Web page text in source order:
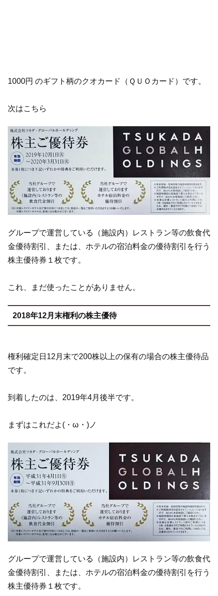
1000円 のギフト柄のクオカード（ＱＵＯカード）です。
次はこちら
グループで運営している（施設内）レストラン等の飲食代
金優待割引、または、ホテルの宿泊料金の優待割引を行う
株主優待券１枚です。
これ、まだ使ったことがありません。
2018年12月末権利の株主優待
権利確定日12月末で200株以上の保有の場合の株主優待品
です。
到着したのは、2019年4月後半です。
まずはこれだよ(・ω・)ノ
グループで運営している（施設内）レストラン等の飲食代
金優待割引、または、ホテルの宿泊料金の優待割引を行う
株主優待券１枚です。